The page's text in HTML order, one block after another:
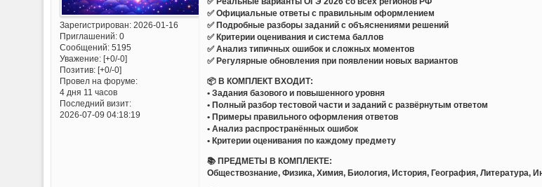
Зарегистрирован: 2026-01-16
Приглашений:0
Сообщений:5195
Уважение: [+0/-0]
Позитив: [+0/-0]
Провел на форуме:
4 дня 11 часов
Последний визит:
2026-07-09 04:18:19
✅ Официальные ответы с правильным оформлением
✅ Подробные разборы заданий с объяснениями решений
✅ Критерии оценивания и система баллов
✅ Анализ типичных ошибок и сложных моментов
✅ Регулярные обновления при появлении новых вариантов
📦 В КОМПЛЕКТ ВХОДИТ:
• Задания базового и повышенного уровня
• Полный разбор тестовой части и заданий с развёрнутым ответом
• Примеры правильного оформления ответов
• Анализ распространённых ошибок
• Критерии оценивания по каждому предмету
📚 ПРЕДМЕТЫ В КОМПЛЕКТЕ:
Обществознание, Физика, Химия, Биология, История, География, Литература,